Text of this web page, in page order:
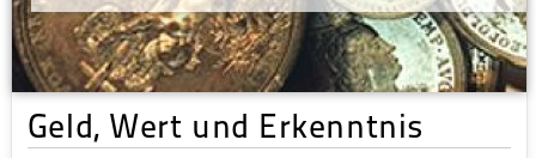
Geld, Wert und Erkenntnis